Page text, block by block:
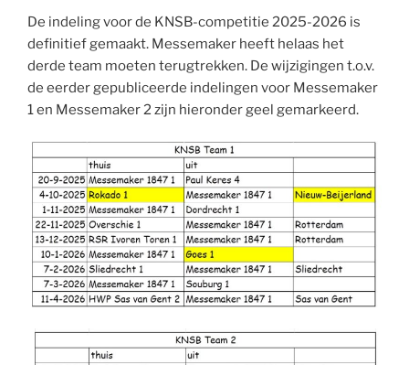
De indeling voor de KNSB-competitie 2025-2026 is
definitief gemaakt. Messemaker heeft helaas het
derde team moeten terugtrekken. De wijzigingen t.o.v.
de eerder gepubliceerde indelingen voor Messemaker
1 en Messemaker 2 zijn hieronder geel gemarkeerd.